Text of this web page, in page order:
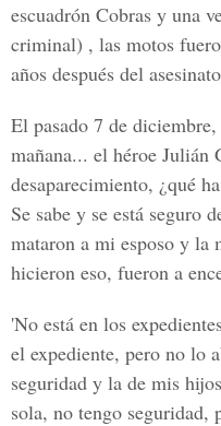
escuadrón Cobras y una
criminal) , las motos
años después del
El pasado 7 de
mañana... el héroe Julián
desaparecimiento, ¿qué
Se sabe y se está seguro
mataron a mi esposo y la
hicieron eso, fueron a
'No está en los
el expediente, pero no lo
seguridad y la de mis
sola, no tengo seguridad,